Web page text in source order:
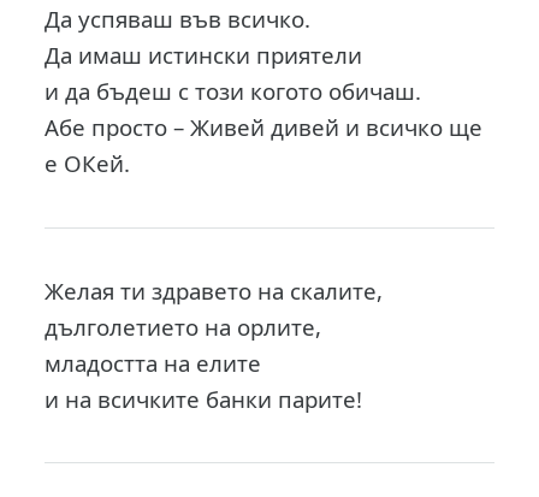
Да успяваш във всичко.
Да имаш истински приятели
и да бъдеш с този когото обичаш.
Абе просто – Живей дивей и всичко ще
е ОКей.
Желая ти здравето на скалите,
дълголетието на орлите,
младостта на елите
и на всичките банки парите!